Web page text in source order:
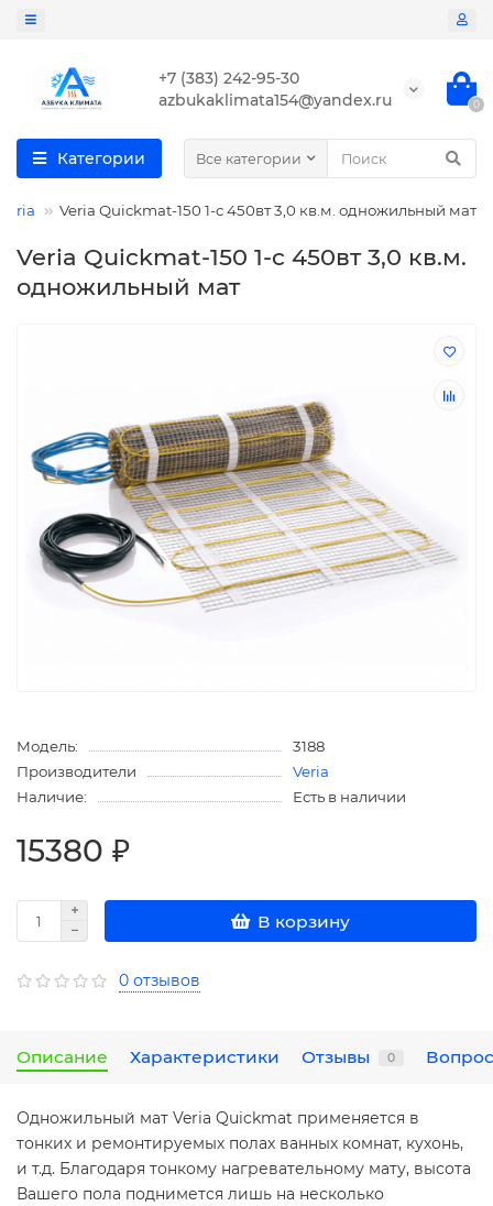
+7 (383) 242-95-30
azbukaklimata154@yandex.ru
0
Категории Все категории
Veria Veria Quickmat-150 1-c 450вт 3,0 кв.м. одножильный мат
Veria Quickmat-150 1-c 450вт 3,0 кв.м.
одножильный мат
Модель:
3188
Производители
Veria
Наличие:
Есть в наличии
15380 ₽
В корзину
0 отзывов
Описание Характеристики Отзывы 0
Одножильный мат Veria Quickmat применяется в
тонких и ремонтируемых полах ванных комнат, кухонь,
и т.д. Благодаря тонкому нагревательному мату, высота
Вашего пола поднимется лишь на несколько